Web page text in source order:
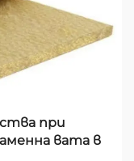
при
вата в